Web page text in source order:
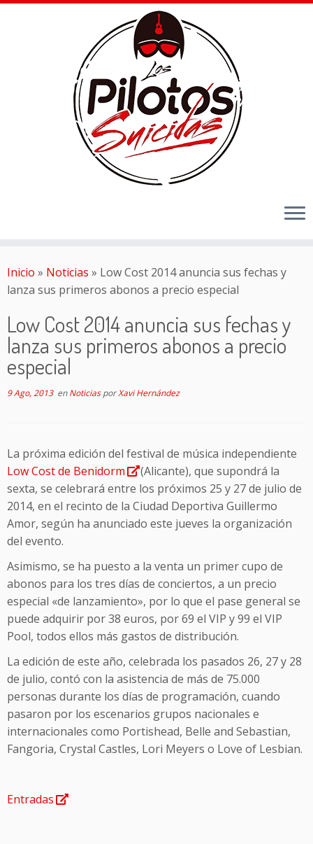
Inicio » Noticias » Low Cost 2014 anuncia sus fechas y
lanza sus primeros abonos a precio especial
Low Cost 2014 anuncia sus fechas y
lanza sus primeros abonos a precio
especial
9 Ago, 2013enNoticiasporXavi Hernández
La próxima edición del festival de música independiente
Low Cost de Benidorm
(Alicante), que supondrá la
sexta, se celebrará entre los próximos 25 y 27 de julio de
2014, en el recinto de la Ciudad Deportiva Guillermo
Amor, según ha anunciado este jueves la organización
del evento.
Asimismo, se ha puesto a la venta un primer cupo de
abonos para los tres días de conciertos, a un precio
especial «de lanzamiento», por lo que el pase general se
puede adquirir por 38 euros, por 69 el VIP y 99 el VIP
Pool, todos ellos más gastos de distribución.
La edición de este año, celebrada los pasados 26, 27 y 28
de julio, contó con la asistencia de más de 75.000
personas durante los días de programación, cuando
pasaron por los escenarios grupos nacionales e
internacionales como Portishead, Belle and Sebastian,
Fangoria, Crystal Castles, Lori Meyers o Love of Lesbian.
Entradas